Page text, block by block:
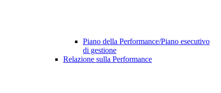
Piano della Performance/Piano esecutivo
di gestione
Relazione sulla Performance